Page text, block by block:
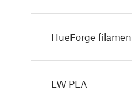
HueForge
LW PLA